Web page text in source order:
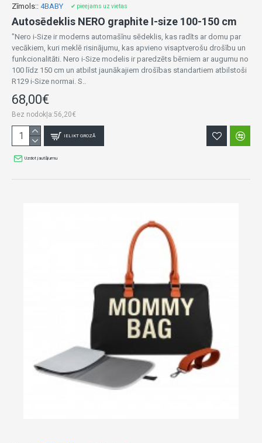
Zīmols:: 4BABY ✔ pieejams uz vietas
Autosēdeklis NERO graphite I-size 100-150 cm
"Nero i-Size ir moderns automašīnu sēdeklis, kas radīts ar domu par
vecākiem, kuri meklē risinājumu, kas apvieno visaptverošu drošību un
funkcionalitāti. Nero i-Size modelis ir paredzēts bērniem ar augumu no
100 līdz 150 cm un atbilst jaunākajiem drošības standartiem atbilstoši
R129 i-Size normai. S..
68,00€
Bez nodokļa:56,20€
IELIKT GROZĀ
Uzdot jautājumu